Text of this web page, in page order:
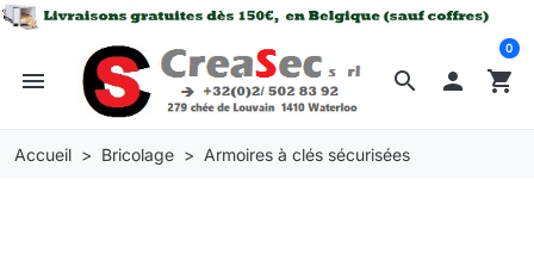
search
menu  shopping_cart
0
Accueil Bricolage Armoires à clés sécurisées